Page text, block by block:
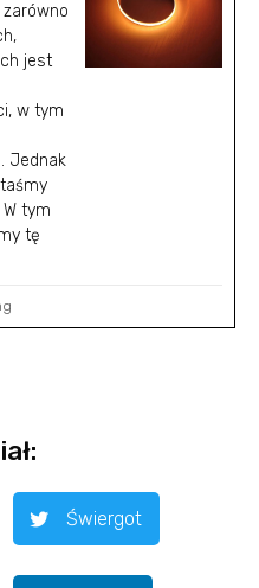
jest
w tym
Jednak
tym
tę
Świergot